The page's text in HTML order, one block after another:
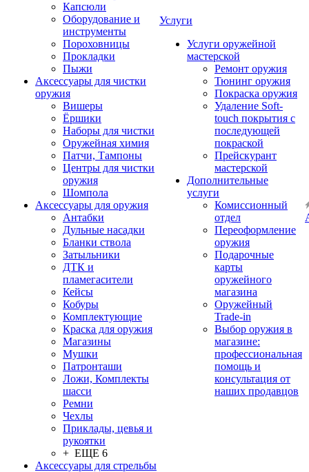
Капсюли
Оборудование и
инструменты
Пороховницы
Прокладки
Пыжи
Аксессуары для чистки
оружия
Вишеры
Ёршики
Наборы для чистки
Оружейная химия
Патчи, Тампоны
Центры для чистки
оружия
Шомпола
Аксессуары для оружия
Антабки
Дульные насадки
Бланки ствола
Затыльники
ДТК и
пламегасители
Кейсы
Кобуры
Комплектующие
Краска для оружия
Магазины
Мушки
Патронташи
Ложи, Комплекты
шасси
Ремни
Чехлы
Приклады, цевья и
рукоятки
+ ЕЩЕ 6
Аксессуары для стрельбы
Услуги
Услуги оружейной
мастерской
Ремонт оружия
Тюнинг оружия
Покраска оружия
Удаление Soft-
touch покрытия с
последующей
покраской
Прейскурант
мастерской
Дополнительные
услуги
Комиссионный
отдел
Переоформление
оружия
Подарочные
карты
оружейного
магазина
Оружейный
Trade-in
Выбор оружия в
магазине:
профессиональная
помощь и
консультация от
наших продавцов